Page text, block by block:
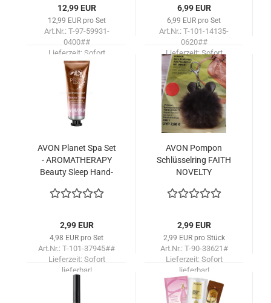
12,99 EUR
12,99 EUR pro Set
Art.Nr.: T-97-59931-
0400##
Lieferzeit: Sofort
lieferbar!
6,99 EUR
6,99 EUR pro Set
Art.Nr.: T-101-14135-
0620##
Lieferzeit:Sofort
lieferbar!
AVON Pla­net Spa Set
- ARO­MA­THE­RA­PY
Be­au­ty Sleep Hand­
Feuchtigkeits-​​​Hand­
2,99 EUR
4,98 EUR pro Set
Art.Nr.: T-101-37945##
Lieferzeit: Sofort
lieferbar!
AVON Pom­pon
Schlüs­sel­ring FAITH
NO­VEL­TY
2,99 EUR
2,99 EUR pro Stück
Art.Nr.: T-90-33621#
Lieferzeit: Sofort
lieferbar!